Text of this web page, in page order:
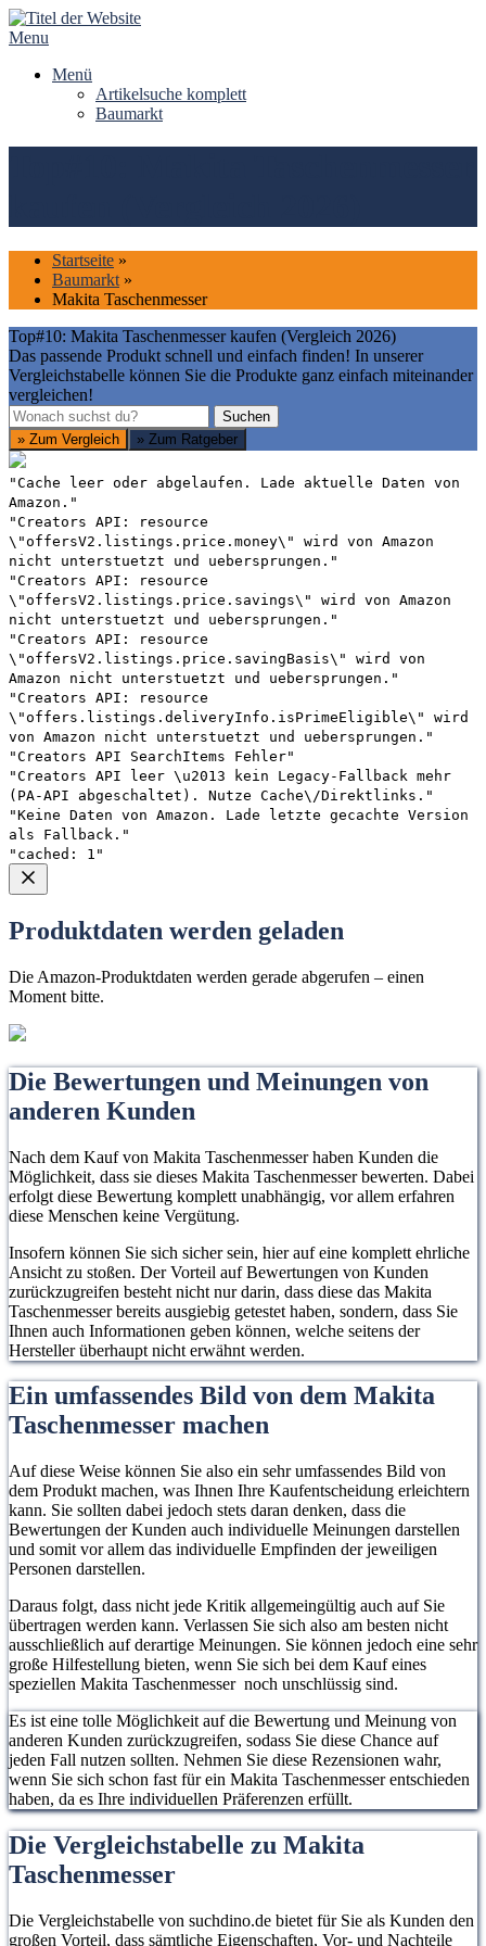
Skip
to
Menu
Menü
Artikelsuche komplett
Baumarkt
Startseite »
Baumarkt »
Makita Taschenmesser
Top#10: Makita Taschenmesser kaufen (Vergleich 2026)
Das passende Produkt schnell und einfach finden! In unserer
Vergleichstabelle können Sie die Produkte ganz einfach miteinander
vergleichen!
Suchen
Suchen
» Zum Vergleich
» Zum Ratgeber
"Cache leer oder abgelaufen. Lade aktuelle Daten von
Amazon."
"Creators API: resource
\"offersV2.listings.price.money\" wird von Amazon
nicht unterstuetzt und uebersprungen."
"Creators API: resource
\"offersV2.listings.price.savings\" wird von Amazon
nicht unterstuetzt und uebersprungen."
"Creators API: resource
\"offersV2.listings.price.savingBasis\" wird von
Amazon nicht unterstuetzt und uebersprungen."
"Creators API: resource
\"offers.listings.deliveryInfo.isPrimeEligible\" wird
von Amazon nicht unterstuetzt und uebersprungen."
"Creators API SearchItems Fehler"
"Creators API leer \u2013 kein Legacy-Fallback mehr
(PA-API abgeschaltet). Nutze Cache\/Direktlinks."
"Keine Daten von Amazon. Lade letzte gecachte Version
als Fallback."
"cached: 1"
Produktdaten werden geladen
Die Amazon-Produktdaten werden gerade abgerufen – einen
Moment bitte.
Die Bewertungen und Meinungen von
anderen Kunden
Nach dem Kauf von Makita Taschenmesser haben Kunden die
Möglichkeit, dass sie dieses Makita Taschenmesser bewerten. Dabei
erfolgt diese Bewertung komplett unabhängig, vor allem erfahren
diese Menschen keine Vergütung.
Insofern können Sie sich sicher sein, hier auf eine komplett ehrliche
Ansicht zu stoßen. Der Vorteil auf Bewertungen von Kunden
zurückzugreifen besteht nicht nur darin, dass diese das Makita
Taschenmesser bereits ausgiebig getestet haben, sondern, dass Sie
Ihnen auch Informationen geben können, welche seitens der
Hersteller überhaupt nicht erwähnt werden.
Ein umfassendes Bild von dem Makita
Taschenmesser machen
Auf diese Weise können Sie also ein sehr umfassendes Bild von
dem Produkt machen, was Ihnen Ihre Kaufentscheidung erleichtern
kann. Sie sollten dabei jedoch stets daran denken, dass die
Bewertungen der Kunden auch individuelle Meinungen darstellen
und somit vor allem das individuelle Empfinden der jeweiligen
Personen darstellen.
Daraus folgt, dass nicht jede Kritik allgemeingültig auch auf Sie
übertragen werden kann. Verlassen Sie sich also am besten nicht
ausschließlich auf derartige Meinungen. Sie können jedoch eine sehr
große Hilfestellung bieten, wenn Sie sich bei dem Kauf eines
speziellen Makita Taschenmesser noch unschlüssig sind.
Es ist eine tolle Möglichkeit auf die Bewertung und Meinung von
anderen Kunden zurückzugreifen, sodass Sie diese Chance auf
jeden Fall nutzen sollten. Nehmen Sie diese Rezensionen wahr,
wenn Sie sich schon fast für ein Makita Taschenmesser entschieden
haben, da es Ihre individuellen Präferenzen erfüllt.
Die Vergleichstabelle zu Makita
Taschenmesser
Die Vergleichstabelle von suchdino.de bietet für Sie als Kunden den
großen Vorteil, dass sämtliche Eigenschaften, Vor- und Nachteile